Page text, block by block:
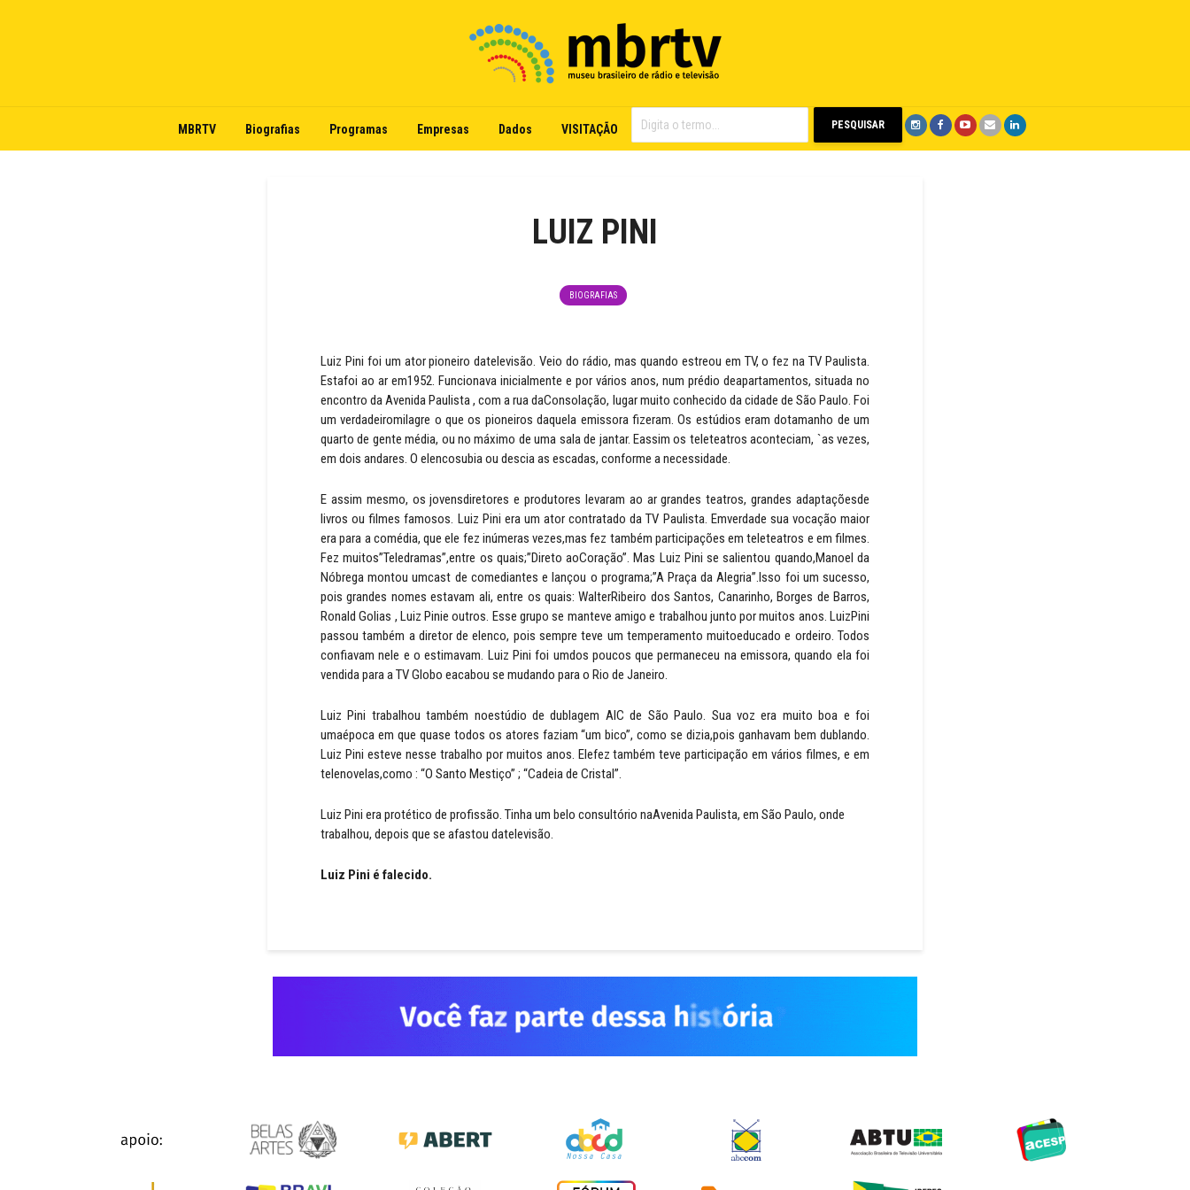
MBRTV Biografias Programas Empresas Dados VISITAÇÃO PESQUISAR
LUIZ PINI
BIOGRAFIAS
Luiz Pini foi um ator pioneiro datelevisão. Veio do rádio, mas quando estreou em TV, o fez na TV Paulista.
Estafoi ao ar em1952. Funcionava inicialmente e por vários anos, num prédio deapartamentos, situada no
encontro da Avenida Paulista , com a rua daConsolação, lugar muito conhecido da cidade de São Paulo. Foi
um verdadeiromilagre o que os pioneiros daquela emissora fizeram. Os estúdios eram dotamanho de um
quarto de gente média, ou no máximo de uma sala de jantar. Eassim os teleteatros aconteciam, `as vezes,
em dois andares. O elencosubia ou descia as escadas, conforme a necessidade.
E assim mesmo, os jovensdiretores e produtores levaram ao ar grandes teatros, grandes adaptaçõesde
livros ou filmes famosos. Luiz Pini era um ator contratado da TV Paulista. Emverdade sua vocação maior
era para a comédia, que ele fez inúmeras vezes,mas fez também participações em teleteatros e em filmes.
Fez muitos”Teledramas”,entre os quais;”Direto aoCoração”. Mas Luiz Pini se salientou quando,Manoel da
Nóbrega montou umcast de comediantes e lançou o programa;”A Praça da Alegria”.Isso foi um sucesso,
pois grandes nomes estavam ali, entre os quais: WalterRibeiro dos Santos, Canarinho, Borges de Barros,
Ronald Golias , Luiz Pinie outros. Esse grupo se manteve amigo e trabalhou junto por muitos anos. LuizPini
passou também a diretor de elenco, pois sempre teve um temperamento muitoeducado e ordeiro. Todos
confiavam nele e o estimavam. Luiz Pini foi umdos poucos que permaneceu na emissora, quando ela foi
vendida para a TV Globo eacabou se mudando para o Rio de Janeiro.
Luiz Pini trabalhou também noestúdio de dublagem AIC de São Paulo. Sua voz era muito boa e foi
umaépoca em que quase todos os atores faziam “um bico”, como se dizia,pois ganhavam bem dublando.
Luiz Pini esteve nesse trabalho por muitos anos. Elefez também teve participação em vários filmes, e em
telenovelas,como : “O Santo Mestiço” ; “Cadeia de Cristal”.
Luiz Pini era protético de profissão. Tinha um belo consultório naAvenida Paulista, em São Paulo, onde
trabalhou, depois que se afastou datelevisão.
Luiz Pini é falecido.